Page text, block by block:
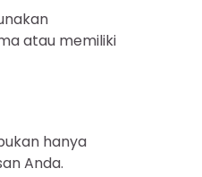
atau memiliki
hanya
Anda.